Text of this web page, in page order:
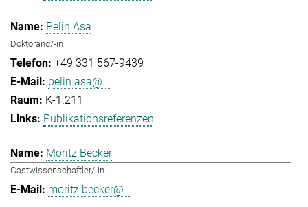
Pelin Asa
Doktorand/-in
+49 331 567-9439
pelin.asa@...
K-1.211
Publikationsreferenzen
Moritz Becker
Gastwissenschaftler/-in
moritz.becker@...